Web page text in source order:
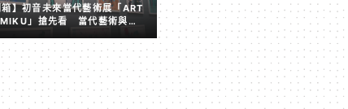
與營收雙雙放緩
箱】初音未來當代藝術展「ART
」搶先看 當代藝術與虛
姬激盪出的全新火花